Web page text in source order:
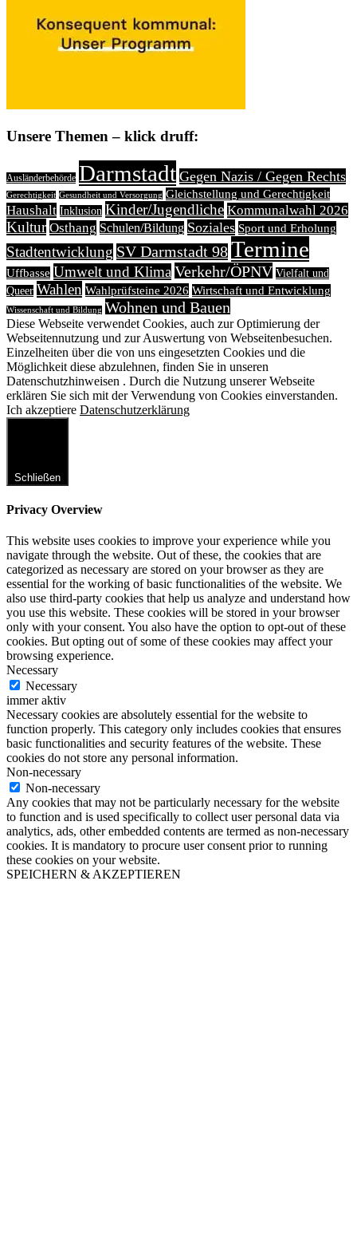
Unsere Themen – klick druff:
Ausländerbehörde Darmstadt Gegen Nazis / Gegen Rechts
Gerechtigkeit Gesundheit und Versorgung Gleichstellung und Gerechtigkeit
Haushalt Inklusion Kinder/Jugendliche Kommunalwahl 2026
Kultur Osthang Schulen/Bildung Soziales Sport und Erholung
Stadtentwicklung SV Darmstadt 98Termine
Uffbasse Umwelt und KlimaVerkehr/ÖPNV Vielfalt und
Queer Wahlen Wahlprüfsteine 2026 Wirtschaft und Entwicklung
Wissenschaft und Bildung Wohnen und Bauen
Diese Webseite verwendet Cookies, auch zur Optimierung der
Webseitennutzung und zur Auswertung von Webseitenbesuchen.
Einzelheiten über die von uns eingesetzten Cookies und die
Möglichkeit diese abzulehnen, finden Sie in unseren
Datenschutzhinweisen . Durch die Nutzung unserer Webseite
erklären Sie sich mit der Verwendung von Cookies einverstanden.
Ich akzeptiere Datenschutzerklärung
Schließen
Privacy Overview
This website uses cookies to improve your experience while you
navigate through the website. Out of these, the cookies that are
categorized as necessary are stored on your browser as they are
essential for the working of basic functionalities of the website. We
also use third-party cookies that help us analyze and understand how
you use this website. These cookies will be stored in your browser
only with your consent. You also have the option to opt-out of these
cookies. But opting out of some of these cookies may affect your
browsing experience.
Necessary
Necessary
immer aktiv
Necessary cookies are absolutely essential for the website to
function properly. This category only includes cookies that ensures
basic functionalities and security features of the website. These
cookies do not store any personal information.
Non-necessary
Non-necessary
Any cookies that may not be particularly necessary for the website
to function and is used specifically to collect user personal data via
analytics, ads, other embedded contents are termed as non-necessary
cookies. It is mandatory to procure user consent prior to running
these cookies on your website.
SPEICHERN & AKZEPTIEREN